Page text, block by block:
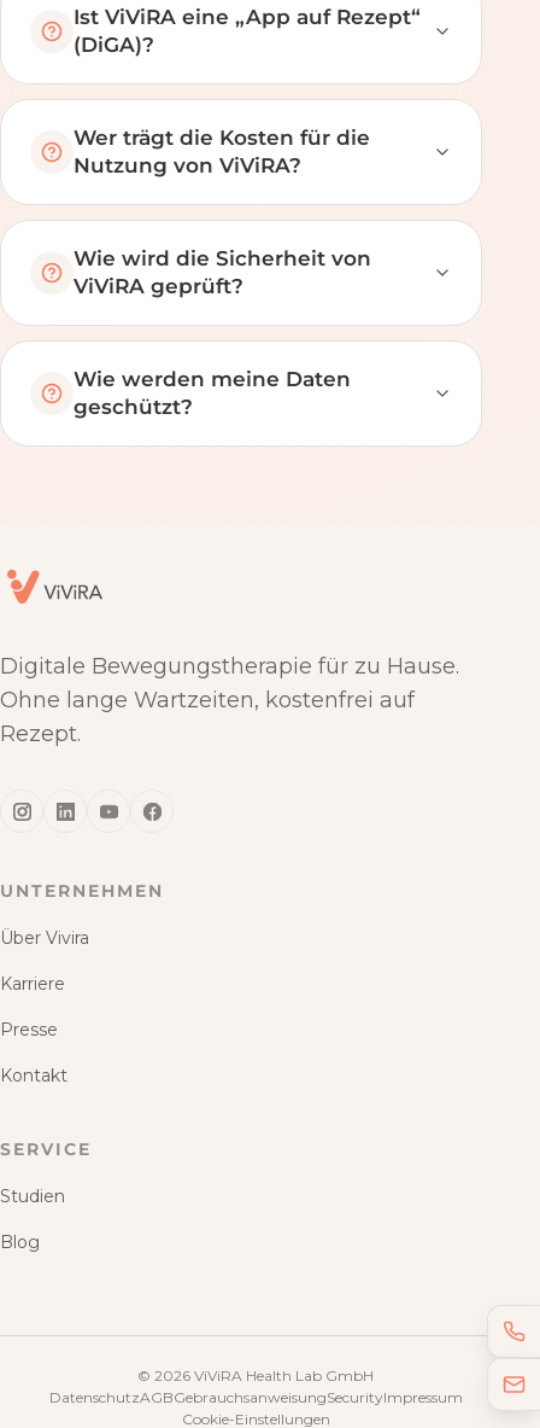
Ist ViViRA eine „App auf Rezept“
(DiGA)?
Wer trägt die Kosten für die
Nutzung von ViViRA?
Wie wird die Sicherheit von
ViViRA geprüft?
Wie werden meine Daten
geschützt?
Digitale Bewegungstherapie für zu Hause.
Ohne lange Wartzeiten, kostenfrei auf
Rezept.
UNTERNEHMEN
Über Vivira
Karriere
Presse
Kontakt
SERVICE
Studien
Blog
© 2026 ViViRA Health Lab GmbH
DatenschutzAGBGebrauchsanweisungSecurityImpressum
Cookie-Einstellungen